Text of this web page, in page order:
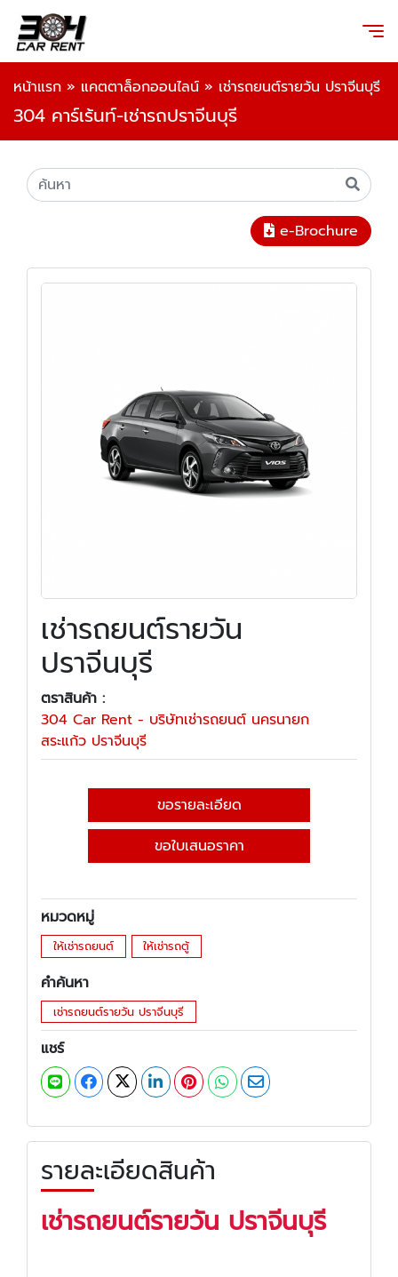
หน้าแรก » แคตตาล็อกออนไลน์ » เช่ารถยนต์รายวัน ปราจีนบุรี
304 คาร์เร้นท์-เช่ารถปราจีนบุรี
e-Brochure
เช่ารถยนต์รายวัน
ปราจีนบุรี
ตราสินค้า :
304 Car Rent - บริษัทเช่ารถยนต์ นครนายก
สระแก้ว ปราจีนบุรี
ขอรายละเอียด
ขอใบเสนอราคา
หมวดหมู่
ให้เช่ารถยนต์ ให้เช่ารถตู้
คำค้นหา
เช่ารถยนต์รายวัน ปราจีนบุรี
แชร์
รายละเอียดสินค้า
เช่ารถยนต์รายวัน ปราจีนบุรี